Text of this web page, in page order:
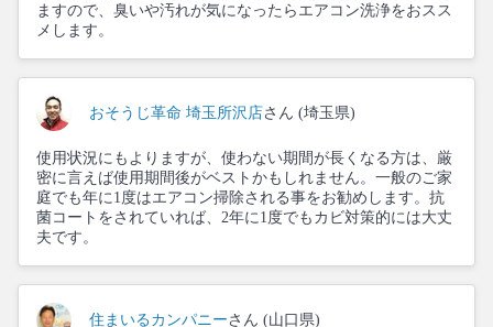
ますので、臭いや汚れが気になったらエアコン洗浄をおスス
メします。
おそうじ革命 埼玉所沢店さん (埼玉県)
使用状況にもよりますが、使わない期間が長くなる方は、厳
密に言えば使用期間後がベストかもしれません。一般のご家
庭でも年に1度はエアコン掃除される事をお勧めします。抗
菌コートをされていれば、2年に1度でもカビ対策的には大丈
夫です。
住まいるカンパニー さん (山口県)